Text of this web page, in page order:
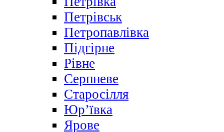
Петрівськ
Петропавлівка
Підгірне
Рівне
Серпневе
Старосілля
Юр’ївка
Ярове